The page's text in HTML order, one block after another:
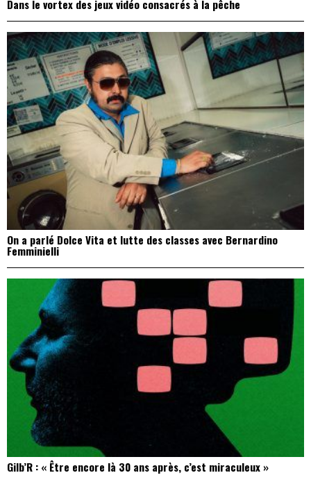
Dans le vortex des jeux vidéo consacrés à la pêche
On a parlé Dolce Vita et lutte des classes avec Bernardino
Femminielli
Gilb’R : « Être encore là 30 ans après, c’est miraculeux »